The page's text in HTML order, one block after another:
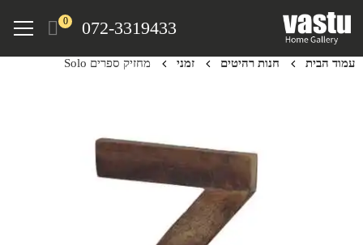
072-3319433
0
Menu
עמוד הבית חנות רהיטים זמני מחזיק ספרים Solo